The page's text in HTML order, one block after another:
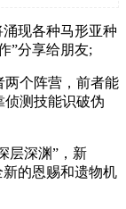
现各种马形亚种
”分享给朋友;
两个阵营，前者能
侦测技能识破伪
层深渊”，新
的恩赐和遗物机